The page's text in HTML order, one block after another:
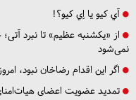
آي كيو يا اِي كيو؟!
از «یکشنبه عظیم» تا نبرد
نمی‌شود
اگر این اقدام رضاخان نبود،
تمدید عضویت اعضای